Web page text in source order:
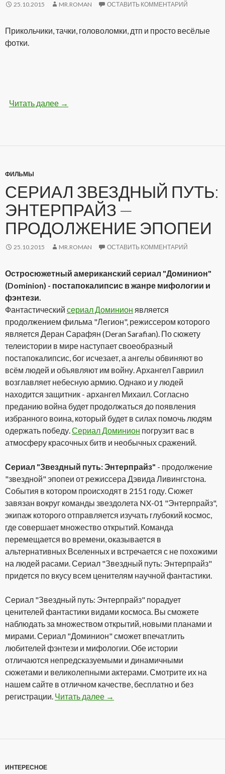
25.10.2015 MR.ROMAN ОСТАВИТЬ КОММЕНТАРИЙ
Прикольчики, тачки, головоломки, дтп и просто весёлые
фотки.
Читать далее Бодрые картинки (28 фото)
→
ФИЛЬМЫ
СЕРИАЛ ЗВЕЗДНЫЙ ПУТЬ:
ЭНТЕРПРАЙЗ —
ПРОДОЛЖЕНИЕ ЭПОПЕИ
25.10.2015 MR.ROMAN ОСТАВИТЬ КОММЕНТАРИЙ
Остросюжетный американский сериал "Доминион"
(Dominion) - постапокалипсис в жанре мифологии и
фэнтези.
Фантастический сериал Доминион является
продолжением фильма "Легион", режиссером которого
является Деран Сарафян (Deran Sarafian). По сюжету
телеистории в мире наступает своеобразный
постапокалипсис, бог исчезает, а ангелы обвиняют во
всём людей и объявляют им войну. Архангел Гавриил
возглавляет небесную армию. Однако и у людей
находится защитник - архангел Михаил. Согласно
преданию война будет продолжаться до появления
избранного воина, который будет в силах помочь людям
одержать победу.Сериал Доминион погрузит вас в
атмосферу красочных битв и необычных сражений.
Сериал "Звездный путь: Энтерпрайз" - продолжение
"звездной" эпопеи от режиссера Дэвида Ливингстона.
События в котором происходят в 2151 году. Сюжет
завязан вокруг команды звездолета NX-01 "Энтерпрайз",
экипаж которого отправляется изучать глубокий космос,
где совершает множество открытий. Команда
перемещается во времени, оказывается в
альтернативных Вселенных и встречается с не похожими
на людей расами. Сериал "Звездный путь: Энтерпрайз"
придется по вкусу всем ценителям научной фантастики.
Сериал "Звездный путь: Энтерпрайз" порадует
ценителей фантастики видами космоса. Вы сможете
наблюдать за множеством открытий, новыми планами и
мирами. Сериал "Доминион" сможет впечатлить
любителей фэнтези и мифологии. Обе истории
отличаются непредсказуемыми и динамичными
сюжетами и великолепными актерами. Смотрите их на
нашем сайте в отличном качестве, бесплатно и без
регистрации. Читать далее Сериал Звездный путь:
→
ИНТЕРЕСНОЕ